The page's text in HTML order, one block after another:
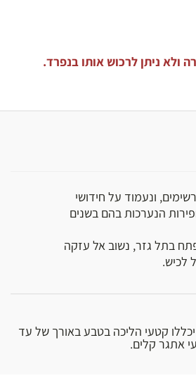
ולא ניתן לרכוש אותו בנפרד.
ונעמוד על חידושי
הנערכות בהם בשנים
בתל גזר, נשוב אל עזקה
לכיש.
יכללו קטעי הליכה בטבע באורך של עד